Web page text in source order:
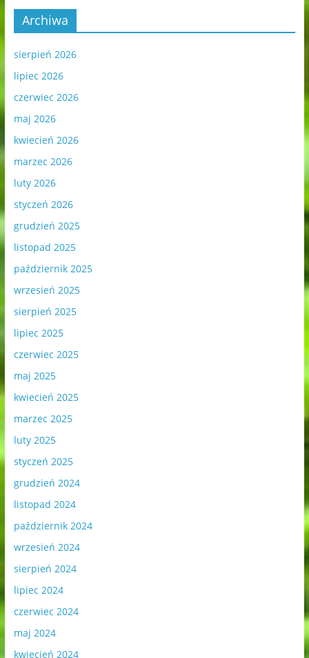
Archiwa
sierpień 2026
lipiec 2026
czerwiec 2026
maj 2026
kwiecień 2026
marzec 2026
luty 2026
styczeń 2026
grudzień 2025
listopad 2025
październik 2025
wrzesień 2025
sierpień 2025
lipiec 2025
czerwiec 2025
maj 2025
kwiecień 2025
marzec 2025
luty 2025
styczeń 2025
grudzień 2024
listopad 2024
październik 2024
wrzesień 2024
sierpień 2024
lipiec 2024
czerwiec 2024
maj 2024
kwiecień 2024